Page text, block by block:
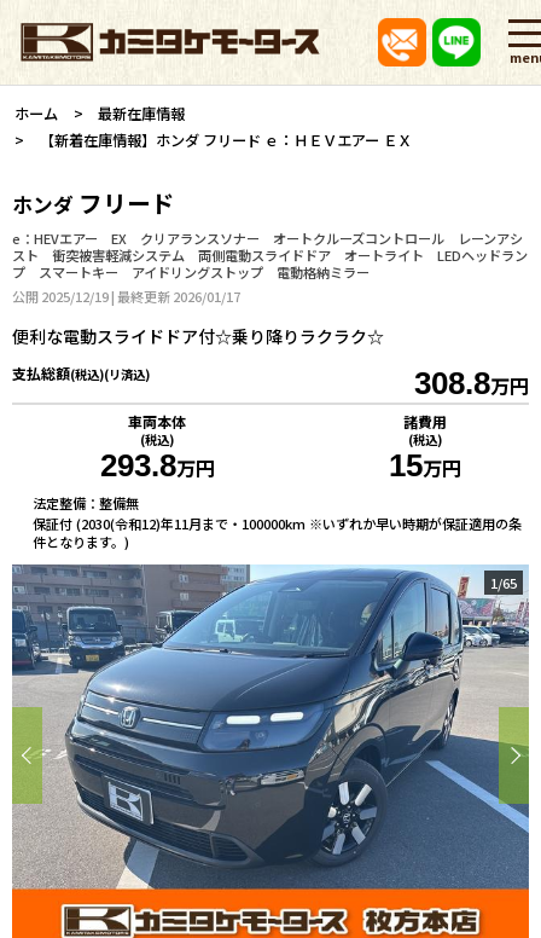
ホーム
最新在庫情報
【新着在庫情報】ホンダ フリード ｅ：ＨＥＶエアー ＥＸ
ホンダ フリード
e：HEVエアー EX クリアランスソナー オートクルーズコントロール レーンアシ
スト 衝突被害軽減システム 両側電動スライドドア オートライト LEDヘッドラン
プ スマートキー アイドリングストップ 電動格納ミラー
公開 2025/12/19 | 最終更新 2026/01/17
便利な電動スライドドア付☆乗り降りラクラク☆
支払総額(税込)(リ済込) 308.8万円
車両本体
(税込)
293.8万円
諸費用
(税込)
15万円
法定整備：整備無
保証付 (2030(令和12)年11月まで・100000km ※いずれか早い時期が保証適用の条
件となります。)
1/65